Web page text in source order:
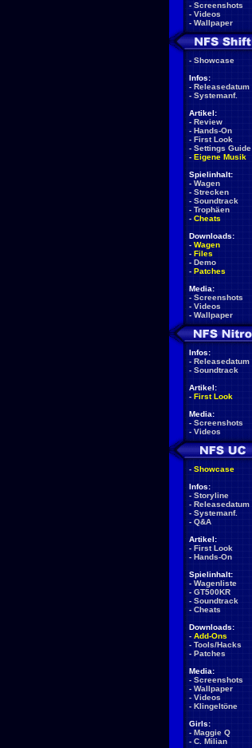
- Screenshots
- Videos
- Wallpaper
- Showcase
Infos:
- Releasedatum
- Systemanf.
Artikel:
- Review
- Hands-On
- First Look
- Settings Guide
- Eigene Musik
Spielinhalt:
- Wagen
- Strecken
- Soundtrack
- Trophäen
- Cheats
Downloads:
- Wagen
- Files
- Demo
- Patches
Media:
- Screenshots
- Videos
- Wallpaper
Infos:
- Releasedatum
- Soundtrack
Artikel:
- First Look
Media:
- Screenshots
- Videos
- Showcase
Infos:
- Storyline
- Releasedatum
- Systemanf.
- Q&A
Artikel:
- First Look
- Hands-On
Spielinhalt:
- Wagenliste
- GT500KR
- Soundtrack
- Cheats
Downloads:
- Add-Ons
- Tools/Hacks
- Patches
Media:
- Screenshots
- Wallpaper
- Videos
- Klingeltöne
Girls:
- Maggie Q
- C. Milian